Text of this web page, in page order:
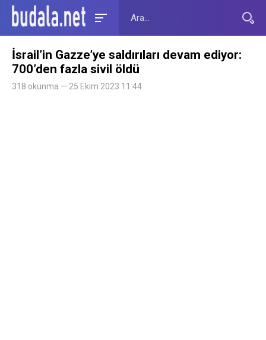
İsrail’in Gazze’ye saldırıları devam ediyor:
700’den fazla sivil öldü
318 okunma — 25 Ekim 2023 11:44